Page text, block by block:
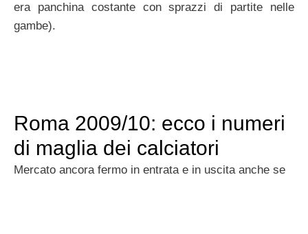
era panchina costante con sprazzi di partite nelle
gambe).
Roma 2009/10: ecco i numeri
di maglia dei calciatori
Mercato ancora fermo in entrata e in uscita anche se